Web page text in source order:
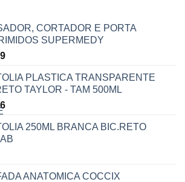
CORTADOR E PORTA
SUPERMEDY
PLASTICA TRANSPARENTE
TAYLOR - TAM 500ML
250ML BRANCA BIC.RETO
ANATOMICA COCCIX